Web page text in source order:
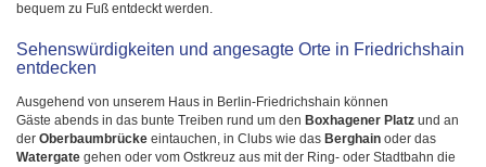
bequem zu Fuß entdeckt werden.
Sehenswürdigkeiten und angesagte Orte in Friedrichshain
entdecken
Ausgehend von unserem Haus in Berlin-Friedrichshain können
Gäste abends in das bunte Treiben rund um den Boxhagener Platz und an
der Oberbaumbrücke eintauchen, in Clubs wie das Berghain oder das
Watergate gehen oder vom Ostkreuz aus mit der Ring- oder Stadtbahn die